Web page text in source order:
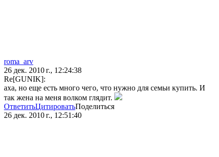
roma_arv
26 дек. 2010 г., 12:24:38
Re[GUNIK]:
аха, но еще есть много чего, что нужно для семьи купить. И
так жена на меня волком глядит.
ОтветитьЦитироватьПоделиться
26 дек. 2010 г., 12:51:40